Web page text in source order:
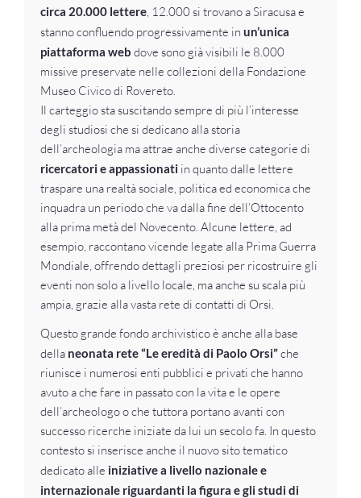
circa 20.000 lettere, 12.000 si trovano a Siracusa e
stanno confluendo progressivamente in un’unica
piattaforma web dove sono già visibili le 8.000
missive preservate nelle collezioni della Fondazione
Museo Civico di Rovereto.
Il carteggio sta suscitando sempre di più l’interesse
degli studiosi che si dedicano alla storia
dell’archeologia ma attrae anche diverse categorie di
ricercatori e appassionati in quanto dalle lettere
traspare una realtà sociale, politica ed economica che
inquadra un periodo che va dalla fine dell’Ottocento
alla prima metà del Novecento. Alcune lettere, ad
esempio, raccontano vicende legate alla Prima Guerra
Mondiale, offrendo dettagli preziosi per ricostruire gli
eventi non solo a livello locale, ma anche su scala più
ampia, grazie alla vasta rete di contatti di Orsi.
Questo grande fondo archivistico è anche alla base
della neonata rete “Le eredità di Paolo Orsi”che
riunisce i numerosi enti pubblici e privati che hanno
avuto a che fare in passato con la vita e le opere
dell’archeologo o che tuttora portano avanti con
successo ricerche iniziate da lui un secolo fa. In questo
contesto si inserisce anche il nuovo sito tematico
dedicato alle iniziative a livello nazionale e
internazionale riguardanti la figura e gli studi di